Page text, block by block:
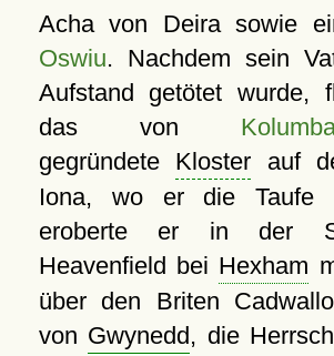
Acha von Deira sowie
Oswiu. Nachdem sein
Aufstand getötet wurde,
das von
gegründete Kloster auf
Iona, wo er die Taufe
eroberte er in der
Heavenfield bei Hexham
über den Briten
von Gwynedd, die